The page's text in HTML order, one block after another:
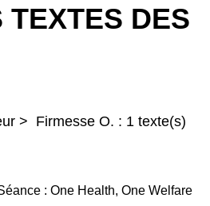
TEXTES DES
> Firmesse O. : 1 texte(s)
: One Health, One Welfare